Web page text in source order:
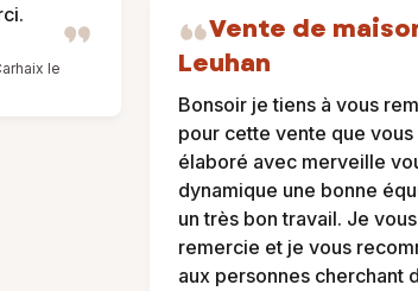
le
Vente de
Leuhan
Bonsoir je tiens à vous
pour cette vente que vous
élaboré avec merveille
dynamique une bonne
un très bon travail. Je vous
remercie et je vous
aux personnes cherchant